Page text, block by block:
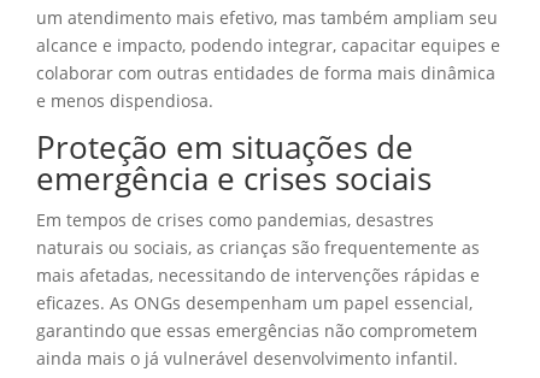
um atendimento mais efetivo, mas também ampliam seu
alcance e impacto, podendo integrar, capacitar equipes e
colaborar com outras entidades de forma mais dinâmica
e menos dispendiosa.
Proteção em situações de
emergência e crises sociais
Em tempos de crises como pandemias, desastres
naturais ou sociais, as crianças são frequentemente as
mais afetadas, necessitando de intervenções rápidas e
eficazes. As ONGs desempenham um papel essencial,
garantindo que essas emergências não comprometem
ainda mais o já vulnerável desenvolvimento infantil.